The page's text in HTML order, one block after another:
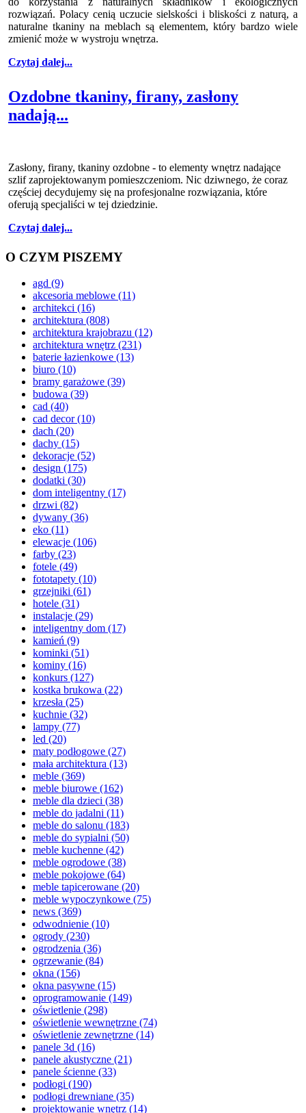
rozwiązań. Polacy cenią uczucie sielskości i bliskości z naturą, a
naturalne tkaniny na meblach są elementem, który bardzo wiele
zmienić może w wystroju wnętrza.
Czytaj dalej...
Ozdobne tkaniny, firany, zasłony
nadają...
Zasłony, firany, tkaniny ozdobne - to elementy wnętrz nadające
szlif zaprojektowanym pomieszczeniom. Nic dziwnego, że coraz
częściej decydujemy się na profesjonalne rozwiązania, które
oferują specjaliści w tej dziedzinie.
Czytaj dalej...
O CZYM PISZEMY
agd (9)
akcesoria meblowe (11)
architekci (16)
architektura (808)
architektura krajobrazu (12)
architektura wnętrz (231)
baterie łazienkowe (13)
biuro (10)
bramy garażowe (39)
budowa (39)
cad (40)
cad decor(10)
dach (20)
dachy (15)
dekoracje (52)
design (175)
dodatki (30)
dom inteligentny (17)
drzwi (82)
dywany (36)
eko (11)
elewacje (106)
farby (23)
fotele (49)
fototapety (10)
grzejniki (61)
hotele (31)
instalacje (29)
inteligentny dom (17)
kamień (9)
kominki (51)
kominy (16)
konkurs (127)
kostka brukowa (22)
krzesła (25)
kuchnie (32)
lampy (77)
led (20)
maty podłogowe (27)
mała architektura (13)
meble (369)
meble biurowe (162)
meble dla dzieci (38)
meble do jadalni (11)
meble do salonu (183)
meble do sypialni (50)
meble kuchenne (42)
meble ogrodowe (38)
meble pokojowe (64)
meble tapicerowane (20)
meble wypoczynkowe (75)
news (369)
odwodnienie (10)
ogrody (230)
ogrodzenia (36)
ogrzewanie (84)
okna (156)
okna pasywne (15)
oprogramowanie (149)
oświetlenie (298)
oświetlenie wewnętrzne (74)
oświetlenie zewnętrzne (14)
panele 3d (16)
panele akustyczne (21)
panele ścienne (33)
podłogi (190)
podłogi drewniane (35)
projektowanie wnętrz (14)